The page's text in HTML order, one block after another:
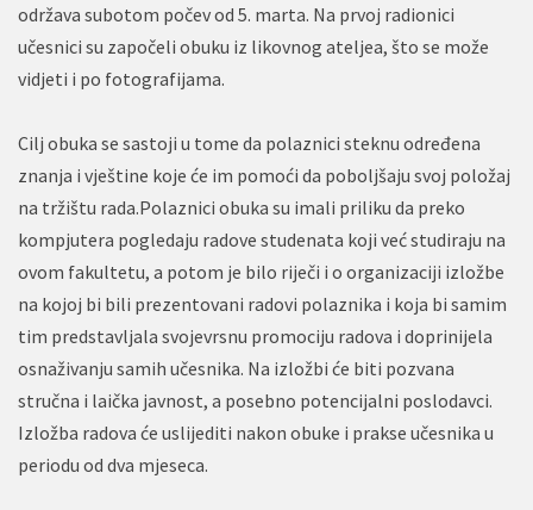
održava subotom počev od 5. marta. Na prvoj radionici
učesnici su započeli obuku iz likovnog ateljea, što se može
vidjeti i po fotografijama.
Cilj obuka se sastoji u tome da polaznici steknu određena
znanja i vještine koje će im pomoći da poboljšaju svoj položaj
na tržištu rada.Polaznici obuka su imali priliku da preko
kompjutera pogledaju radove studenata koji već studiraju na
ovom fakultetu, a potom je bilo riječi i o organizaciji izložbe
na kojoj bi bili prezentovani radovi polaznika i koja bi samim
tim predstavljala svojevrsnu promociju radova i doprinijela
osnaživanju samih učesnika. Na izložbi će biti pozvana
stručna i laička javnost, a posebno potencijalni poslodavci.
Izložba radova će uslijediti nakon obuke i prakse učesnika u
periodu od dva mjeseca.